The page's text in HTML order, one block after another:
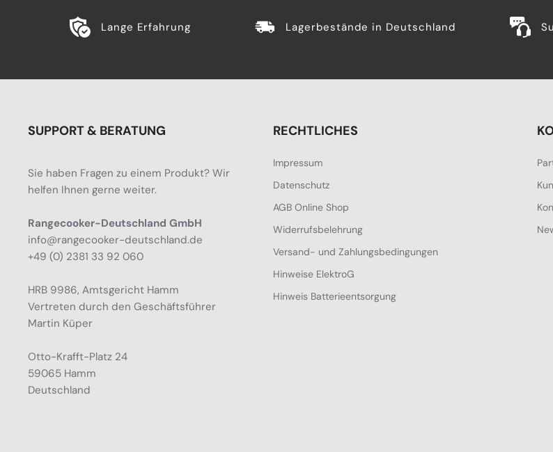
Lange Erfahrung Lagerbestände in Deutschland
SUPPORT & BERATUNG
Sie haben Fragen zu einem Produkt? Wir
helfen Ihnen gerne weiter.
Rangecooker-Deutschland GmbH
info@rangecooker-deutschland.de
+49 (0) 2381 33 92 060
HRB 9986, Amtsgericht Hamm
Vertreten durch den Geschäftsführer
Martin Küper
Otto-Krafft-Platz 24
59065 Hamm
Deutschland
RECHTLICHES
Impressum
Datenschutz
AGB Online Shop
Widerrufsbelehrung
Versand- und Zahlungsbedingungen
Hinweise ElektroG
Hinweis Batterieentsorgung